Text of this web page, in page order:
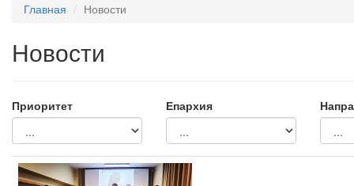
Главная Новости
Новости
Приоритет Епархия